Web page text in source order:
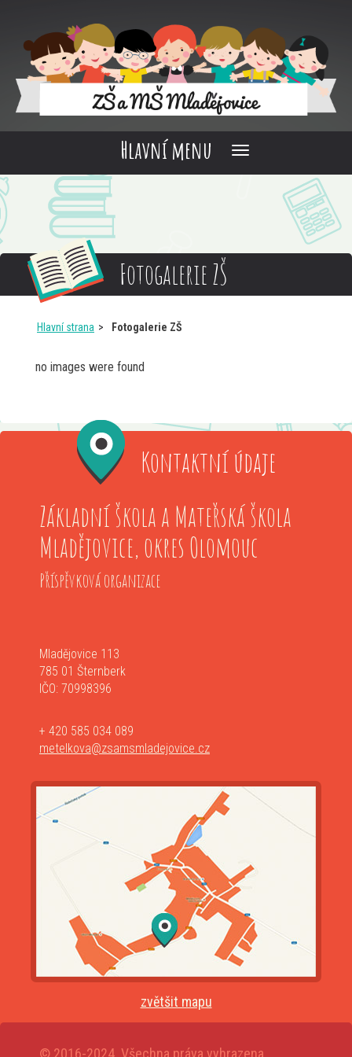
Hlavní menu
Fotogalerie ZŠ
Hlavní strana Fotogalerie ZŠ
no images were found
Kontaktní údaje
Základní škola a Mateřská škola
Mladějovice, okres Olomouc
Příspěvková organizace
Mladějovice 113
785 01 Šternberk
IČO: 70998396
+ 420 585 034 089
metelkova@zsamsmladejovice.cz
zvětšit mapu
© 2016-2024. Všechna práva vyhrazena.